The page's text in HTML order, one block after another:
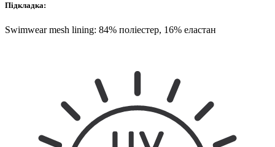
Підкладка:
Swimwear mesh lining: 84% поліестер, 16% еластан